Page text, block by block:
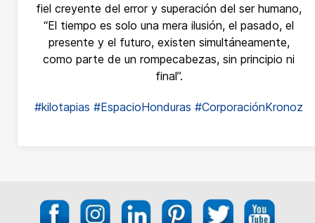
fiel creyente del error y superación del ser humano,
“El tiempo es solo una mera ilusión, el pasado, el
presente y el futuro, existen simultáneamente,
como parte de un rompecabezas, sin principio ni
final”.
#kilotapias #EspacioHonduras #CorporaciónKronoz